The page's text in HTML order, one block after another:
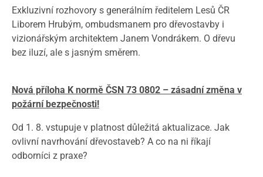
Exkluzivní rozhovory s generálním ředitelem Lesů ČR
Liborem Hrubým, ombudsmanem pro dřevostavby i
vizionářským architektem Janem Vondrákem. O dřevu
bez iluzí, ale s jasným směrem.
Nová příloha K normě ČSN 73 0802 – zásadní změna v
požární bezpečnosti!
Od 1. 8. vstupuje v platnost důležitá aktualizace. Jak
ovlivní navrhování dřevostaveb? A co na ni říkají
odborníci z praxe?